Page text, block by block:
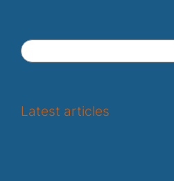
S
rLatest articles